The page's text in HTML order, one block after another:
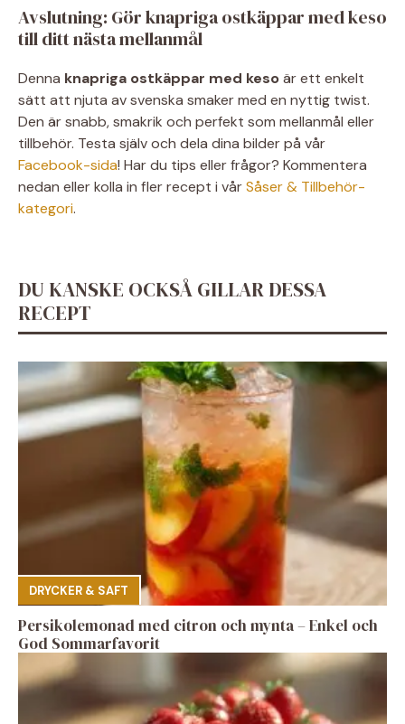
Avslutning: Gör knapriga ostkäppar med keso
till ditt nästa mellanmål
Denna knapriga ostkäppar med kesoär ett enkelt
sätt att njuta av svenska smaker med en nyttig twist.
Den är snabb, smakrik och perfekt som mellanmål eller
tillbehör. Testa själv och dela dina bilder på vår
Facebook-sida! Har du tips eller frågor? Kommentera
nedan eller kolla in fler recept i vårSåser & Tillbehör-
kategori.
DU KANSKE OCKSÅ GILLAR DESSA
RECEPT
DRYCKER & SAFT
Persikolemonad med citron och mynta – Enkel och
God Sommarfavorit